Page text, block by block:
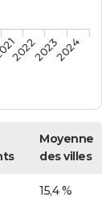
202220232024
Moyenne
des villes
15,4 %